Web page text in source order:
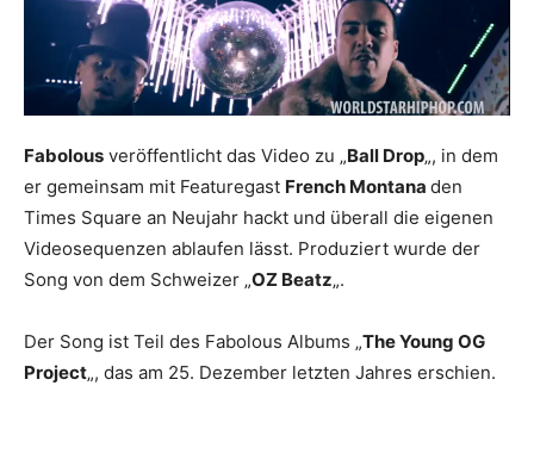
Fabolous veröffentlicht das Video zu „Ball Drop„, in dem
er gemeinsam mit Featuregast French Montana den
Times Square an Neujahr hackt und überall die eigenen
Videosequenzen ablaufen lässt. Produziert wurde der
Song von dem Schweizer „OZ Beatz„.
Der Song ist Teil des Fabolous Albums „The Young OG
Project„, das am 25. Dezember letzten Jahres erschien.